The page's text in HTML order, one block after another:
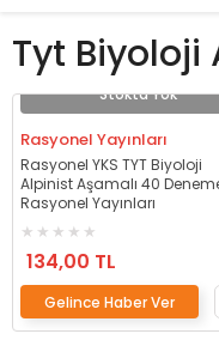
Tyt Biyoloji
Stokta Yok
Rasyonel Yayınları
Rasyonel YKS TYT Biyoloji
Alpinist Aşamalı 40
Rasyonel Yayınları
134,00 TL
Gelince Haber Ver